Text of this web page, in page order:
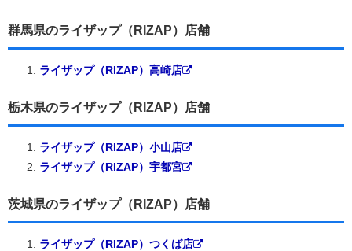
群馬県のライザップ（RIZAP）店舗
ライザップ（RIZAP）高崎店
栃木県のライザップ（RIZAP）店舗
ライザップ（RIZAP）小山店
ライザップ（RIZAP）宇都宮
茨城県のライザップ（RIZAP）店舗
ライザップ（RIZAP）つくば店